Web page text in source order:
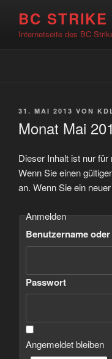
springen
BC
Internetseite des BC
VERÖFFENTLICHT
31. MAI 2013 VON
Monat Mai
Dieser Inhalt ist nur
Wenn Sie einen
an. Wenn Sie ein
Anmelden
Benutzername
Passwort
Angemeldet bleiben